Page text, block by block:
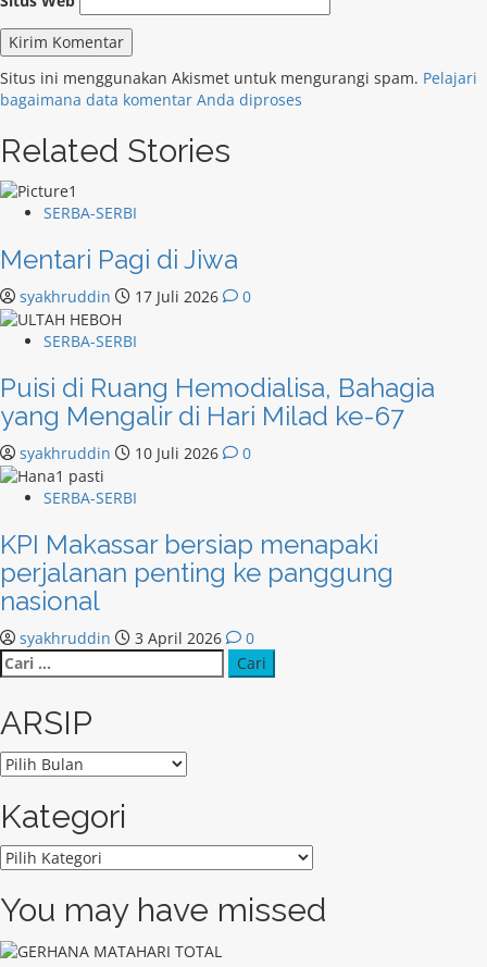
Situs ini menggunakan Akismet untuk mengurangi spam. Pelajari
bagaimana data komentar Anda diproses
Related Stories
SERBA-SERBI
Mentari Pagi di Jiwa
syakhruddin 17 Juli 2026 0
SERBA-SERBI
Puisi di Ruang Hemodialisa, Bahagia
yang Mengalir di Hari Milad ke-67
syakhruddin 10 Juli 2026 0
SERBA-SERBI
KPI Makassar bersiap menapaki
perjalanan penting ke panggung
nasional
syakhruddin 3 April 2026
0
Cari
untuk:
ARSIP
ARSIP
Kategori
Kategori
You may have missed